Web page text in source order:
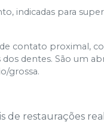
indicadas para
contato proximal,
dentes. São um
grossa.
de restaurações